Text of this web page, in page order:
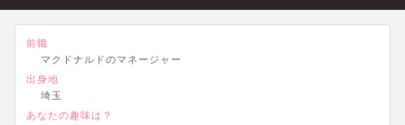
前職
マクドナルドのマネージャー
出身地
埼玉
あなたの趣味は？